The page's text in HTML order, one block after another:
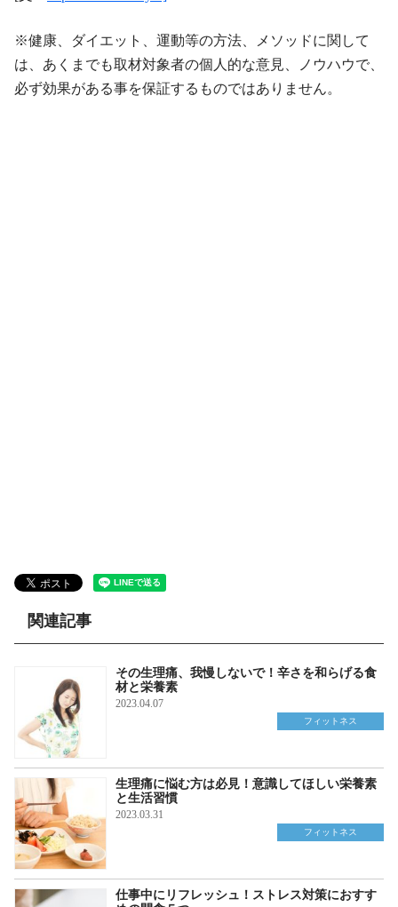
※健康、ダイエット、運動等の方法、メソッドに関して
は、あくまでも取材対象者の個人的な意見、ノウハウで、
必ず効果がある事を保証するものではありません。
関連記事
その生理痛、我慢しないで！辛さを和らげる食
材と栄養素
2023.04.07
フィットネス
生理痛に悩む方は必見！意識してほしい栄養素
と生活習慣
2023.03.31
フィットネス
仕事中にリフレッシュ！ストレス対策におすす